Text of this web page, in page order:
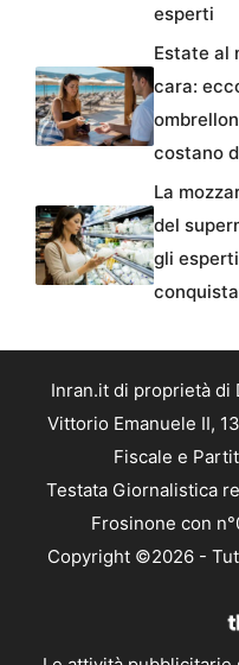
esperti
Estate al
cara:
costano
La
del
gli
Inran.it di proprietà di
Vittorio Emanuele II,
Fiscale e
Testata Giornalistica
Frosinone con
Copyright ©2026 -